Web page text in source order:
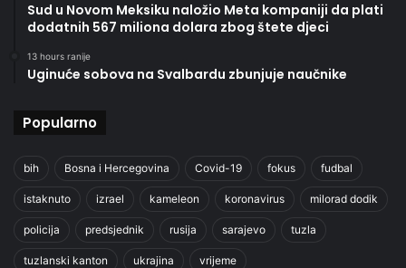
Sud u Novom Meksiku naložio Meta kompaniji da plati
dodatnih 567 miliona dolara zbog štete djeci
13 hours ranije
Uginuće sobova na Svalbardu zbunjuje naučnike
Popularno
bih Bosna i Hercegovina Covid-19 fokus fudbal
istaknuto izrael kameleon koronavirus milorad dodik
policija predsjednik rusija sarajevo tuzla
tuzlanski kanton ukrajina vrijeme